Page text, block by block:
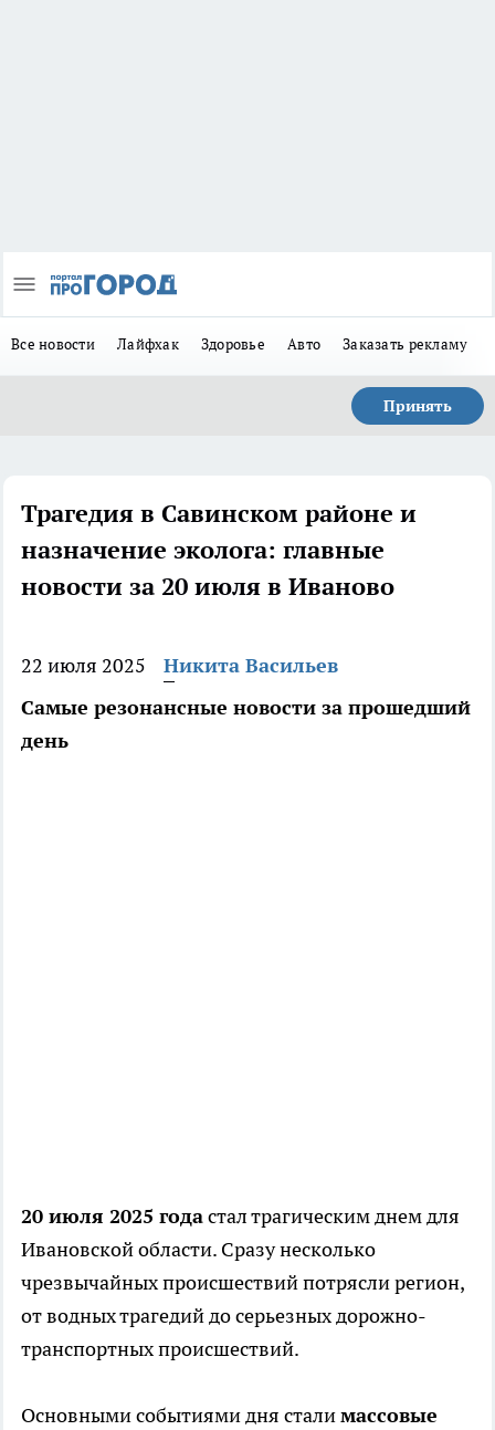
Все новости Лайфхак Здоровье Авто Заказать рекламу
Принять
Трагедия в Савинском районе и
назначение эколога: главные
новости за 20 июля в Иваново
22 июля 2025
Никита Васильев
Самые резонансные новости за прошедший
день
20 июля 2025 годастал трагическим днем для
Ивановской области. Сразу несколько
чрезвычайных происшествий потрясли регион,
от водных трагедий до серьезных дорожно-
транспортных происшествий.
Основными событиями дня сталимассовые